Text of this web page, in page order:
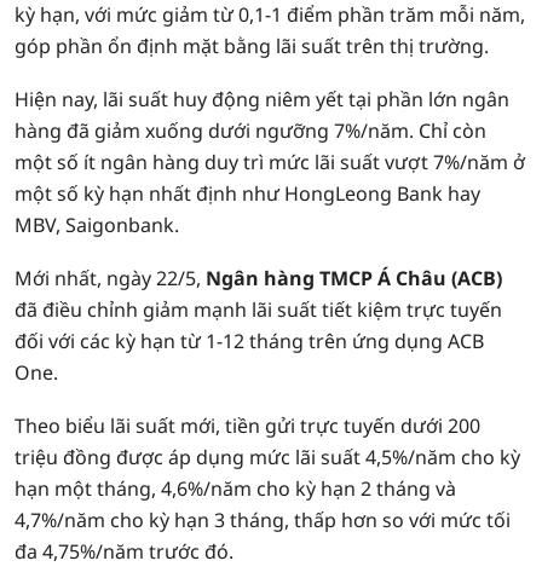
kỳ hạn, với mức giảm từ 0,1-1 điểm phần trăm mỗi năm,
góp phần ổn định mặt bằng lãi suất trên thị trường.
Hiện nay, lãi suất huy động niêm yết tại phần lớn ngân
hàng đã giảm xuống dưới ngưỡng 7%/năm. Chỉ còn
một số ít ngân hàng duy trì mức lãi suất vượt 7%/năm ở
một số kỳ hạn nhất định như HongLeong Bank hay
MBV, Saigonbank.
Mới nhất, ngày 22/5, Ngân hàng TMCP Á Châu (ACB)
đã điều chỉnh giảm mạnh lãi suất tiết kiệm trực tuyến
đối với các kỳ hạn từ 1-12 tháng trên ứng dụng ACB
One.
Theo biểu lãi suất mới, tiền gửi trực tuyến dưới 200
triệu đồng được áp dụng mức lãi suất 4,5%/năm cho kỳ
hạn một tháng, 4,6%/năm cho kỳ hạn 2 tháng và
4,7%/năm cho kỳ hạn 3 tháng, thấp hơn so với mức tối
đa 4,75%/năm trước đó.